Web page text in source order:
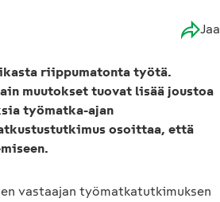
Jaa
riippumatonta työtä.
muutokset tuovat lisää joustoa
työmatka-ajan
osoittaa, että
vastaajan työmatkatutkimuksen